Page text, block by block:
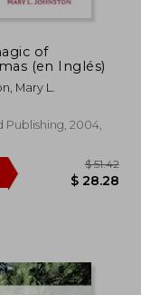
of
(en Inglés)
Mary L.
Publishing, 2004,